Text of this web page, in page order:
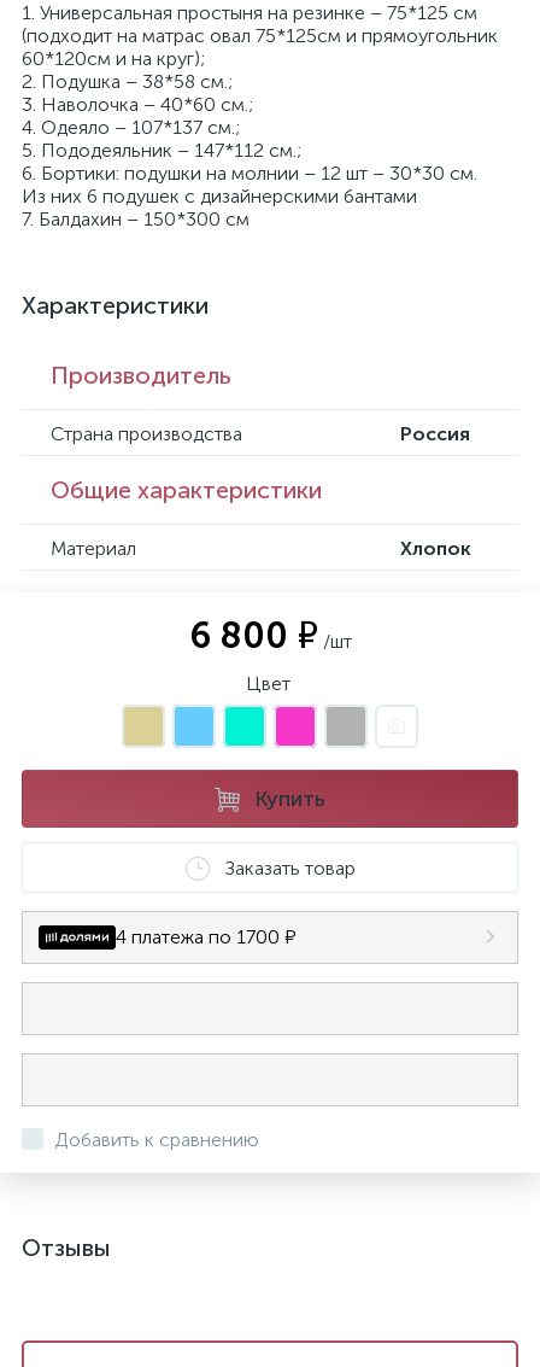
1. Универсальная простыня на резинке – 75*125 см
(подходит на матрас овал 75*125см и прямоугольник
60*120см и на круг);
2. Подушка – 38*58 см.;
3. Наволочка – 40*60 см.;
4. Одеяло – 107*137 см.;
5. Пододеяльник – 147*112 см.;
6. Бортики: подушки на молнии – 12 шт – 30*30 см.
Из них 6 подушек с дизайнерскими бантами
7. Балдахин – 150*300 см
Характеристики
Производитель
Страна производства Россия
Общие характеристики
Материал Хлопок
6 800 ₽ /шт
Цвет
Купить
Заказать товар
4 платежа по 1700 ₽
Добавить к сравнению
Отзывы